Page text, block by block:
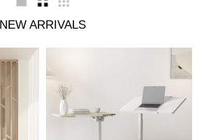
NEW ARRIVALS